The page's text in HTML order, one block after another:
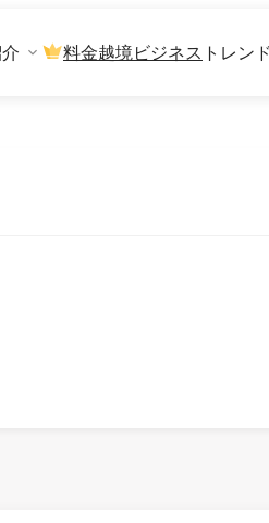
料金越境ビジネス トレン